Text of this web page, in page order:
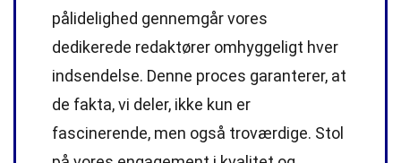
pålidelighed gennemgår vores
dedikerede redaktører omhyggeligt hver
indsendelse. Denne proces garanterer, at
de fakta, vi deler, ikke kun er
fascinerende, men også troværdige. Stol